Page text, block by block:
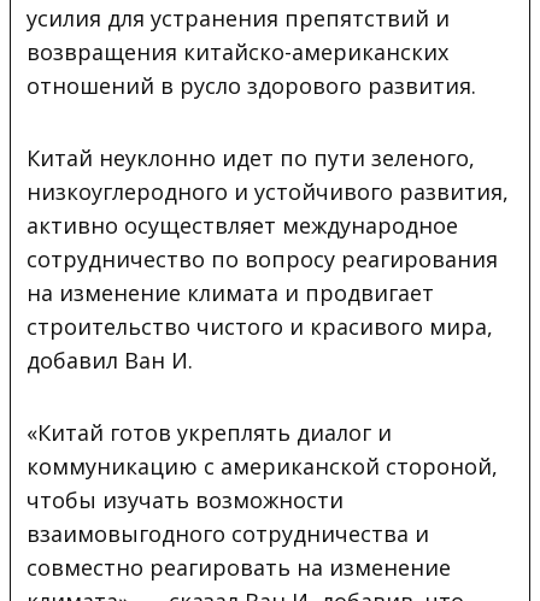
усилия для устранения препятствий и
возвращения китайско-американских
отношений в русло здорового развития.
Китай неуклонно идет по пути зеленого,
низкоуглеродного и устойчивого развития,
активно осуществляет международное
сотрудничество по вопросу реагирования
на изменение климата и продвигает
строительство чистого и красивого мира,
добавил Ван И.
«Китай готов укреплять диалог и
коммуникацию с американской стороной,
чтобы изучать возможности
взаимовыгодного сотрудничества и
совместно реагировать на изменение